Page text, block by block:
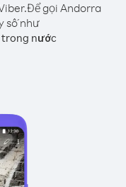
Để gọi Andorra
số như
nước